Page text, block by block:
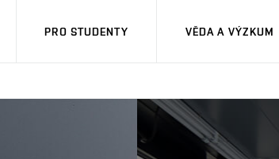
PRO STUDENTY VĚDA A VÝZKUM